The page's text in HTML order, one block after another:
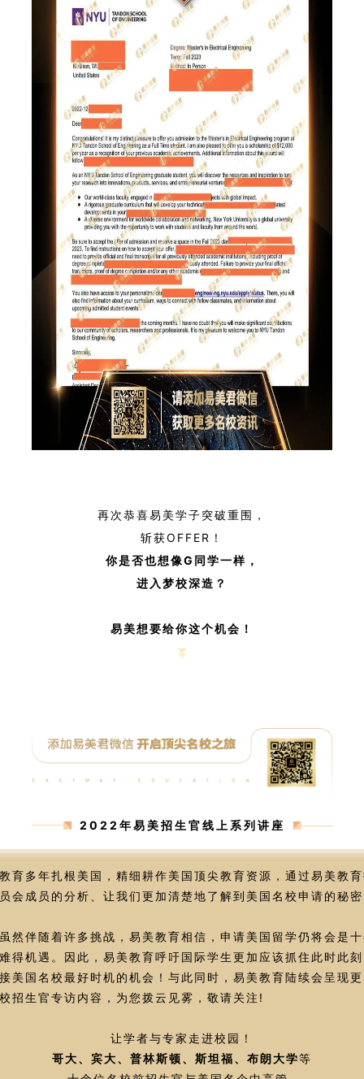
再次恭喜易美学子突破重围，
斩获OFFER！
你是否也想像G同学一样，
进入梦校深造？
易美想要给你这个机会！
2022年易美招生官线上系列讲座
育多年扎根美国，精细耕作美国顶尖教育资源，通过易美教
会成员的分析、让我们更加清楚地了解到美国名校申请的秘
然伴随着许多挑战，易美教育相信，申请美国留学仍将会是
得机遇。因此，易美教育呼吁国际学生更加应该抓住此时此
美国名校最好时机的机会！与此同时，易美教育陆续会呈现
招生官专访内容，为您拨云见雾，敬请关注!
让学者与专家走进校园！
哥大、宾大、普林斯顿、斯坦福、布朗大学等